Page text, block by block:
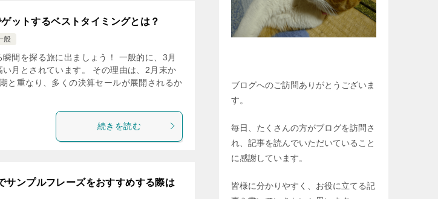
ットするベストタイミングとは？
般
間を探る旅に出ましょう！ 一般的に、3月
月とされています。 その理由は、2月末か
と重なり、多くの決算セールが展開されるか
続きを読む
サンプルフレーズをおすすめする際は
ブログへのご訪問ありがとうございま
す。
毎日、たくさんの方がブログを訪問さ
れ、記事を読んでいただいていること
に感謝しています。
皆様に分かりやすく、お役に立てる記